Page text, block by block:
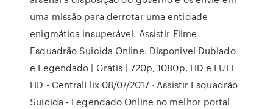
uma missão para derrotar uma entidade
enigmática insuperável. Assistir Filme
Esquadrão Suicida Online. Disponivel Dublado
e Legendado | Grátis | 720p, 1080p, HD e FULL
HD - CentralFlix 08/07/2017 · Assistir Esquadrão
Suicida - Legendado Online no melhor portal